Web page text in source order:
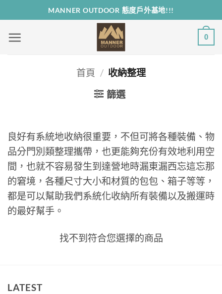
to
content
MANNER OUTDOOR 態度戶外基地!!!
0
首頁 / 收納整理
篩選
良好有系統地收納很重要，不但可將各種裝備、物
品分門別類整理攜帶，也更能夠充份有效地利用空
間，也就不容易發生到達營地時漏東漏西忘這忘那
的窘境，各種尺寸大小和材質的包包、箱子等等，
都是可以幫助我們系統化收納所有裝備以及搬運時
的最好幫手。
找不到符合您選擇的商品
LATEST